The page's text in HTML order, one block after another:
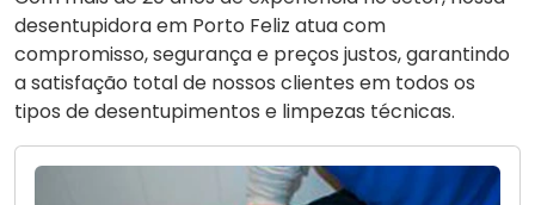
desentupidora em Porto Feliz atua com
compromisso, segurança e preços justos, garantindo
a satisfação total de nossos clientes em todos os
tipos de desentupimentos e limpezas técnicas.